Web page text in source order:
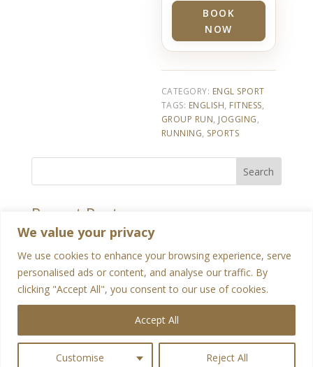
We value your privacy
We use cookies to enhance your browsing experience, serve
personalised ads or content, and analyse our traffic. By
clicking "Accept All", you consent to our use of cookies.
Customise Reject All
Accept All
BOOK
NOW
CATEGORY: ENGL SPORT
TAGS: ENGLISH, FITNESS,
GROUP RUN, JOGGING,
RUNNING, SPORTS
Search
Recent Posts
Recent Comments
No comments to show.